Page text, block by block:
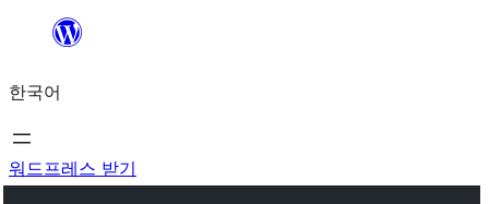
츠
로
바
한국어
워드프레스 받기